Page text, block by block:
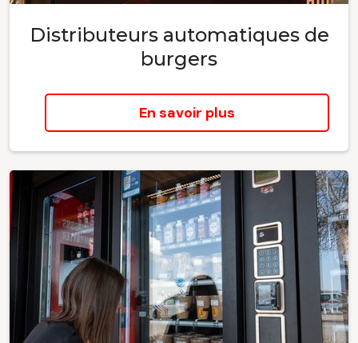
Distributeurs automatiques de
burgers
En savoir plus